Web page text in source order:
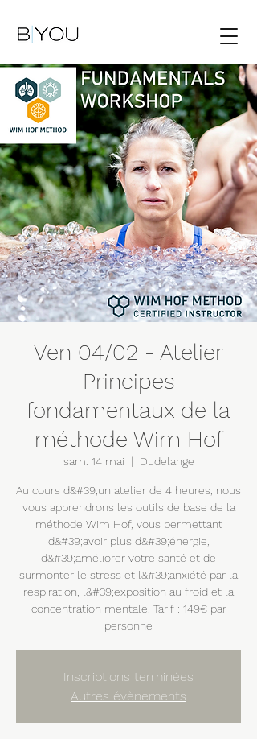
Ven 04/02 - Atelier
Principes
fondamentaux de la
méthode Wim Hof
sam. 14 mai
  |
Dudelange
Au cours d&#39;un atelier de 4 heures, nous
vous apprendrons les outils de base de la
méthode Wim Hof, vous permettant
d&#39;avoir plus d&#39;énergie,
d&#39;améliorer votre santé et de
surmonter le stress et l&#39;anxiété par la
respiration, l&#39;exposition au froid et la
concentration mentale. Tarif : 149€ par
personne
Inscriptions terminées
Autres évènements